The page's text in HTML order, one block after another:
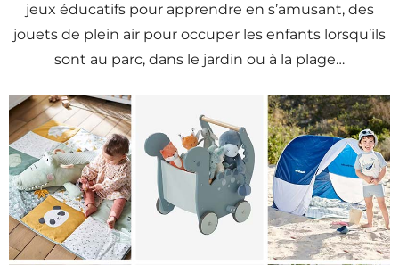
jeux éducatifs pour apprendre en s’amusant, des
jouets de plein air pour occuper les enfants lorsqu’ils
sont au parc, dans le jardin ou à la plage…